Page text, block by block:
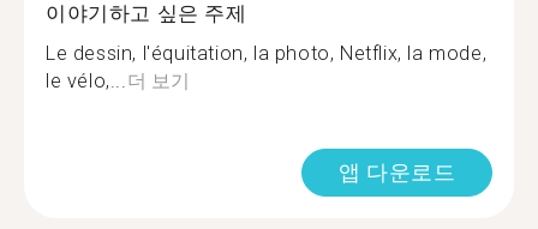
이야기하고 싶은 주제
Le dessin, l'équitation, la photo, Netflix, la mode,
le vélo,...더 보기
앱 다운로드